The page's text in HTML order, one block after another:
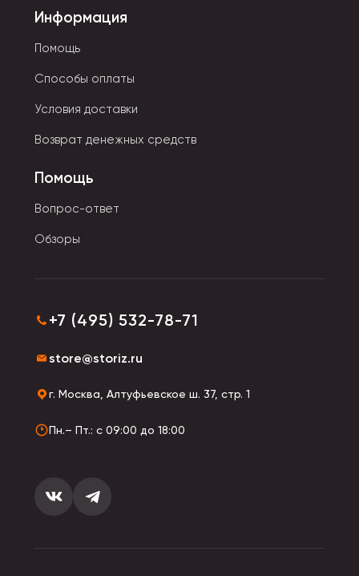
Информация
Помощь
Способы оплаты
Условия доставки
Возврат денежных средств
Помощь
Вопрос-ответ
Обзоры
+7 (495) 532-78-71
store@storiz.ru
г. Москва, Алтуфьевское ш. 37, стр. 1
Пн.– Пт.: с 09:00 до 18:00